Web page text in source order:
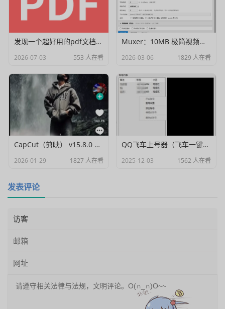
发现一个超好用的pdf文档编辑器
2026-07-03 553 人在看
Muxer：10MB 极简视频字幕批量封装工具 (单文件/绿色版)
2026-03-06 1829 人在看
CapCut（剪映） v15.8.0 国际高级会员解锁破解版
2026-01-29 1827 人在看
QQ飞车上号器（飞车一键登号器）V1.0
2025-12-03 1562 人在看
发表评论